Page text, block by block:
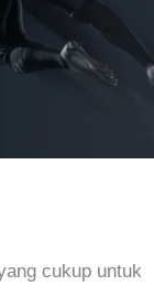
cukup untuk